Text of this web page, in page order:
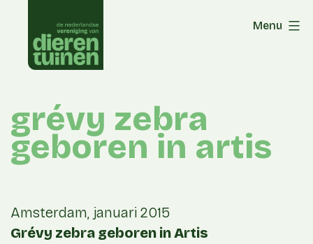
content
Menu
grévy zebra
geboren in artis
Amsterdam, januari 2015
Grévy zebra geboren in Artis